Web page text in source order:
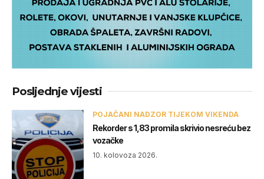
Posljednje vijesti
POJAČANI NADZOR TIJEKOM VIKENDA
Rekorder s 1,83 promila skrivio nesreću bez
vozačke
10. kolovoza 2026.